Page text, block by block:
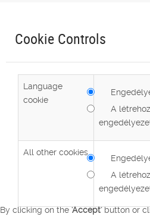
By clicking on the'Accept'button or
Cookie Controls
Language
cookie
A
All other cookies
A